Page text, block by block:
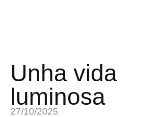
Unha vida
luminosa
27/10/2025